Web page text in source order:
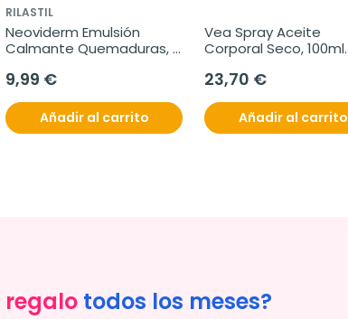
RILASTIL
Neoviderm Emulsión
Calmante Quemaduras,
9,99 €
Añadir al carrito
Vea Spray Aceite
Corporal Seco, 100ml.
23,70 €
Añadir al carrito
regalo todos los meses?